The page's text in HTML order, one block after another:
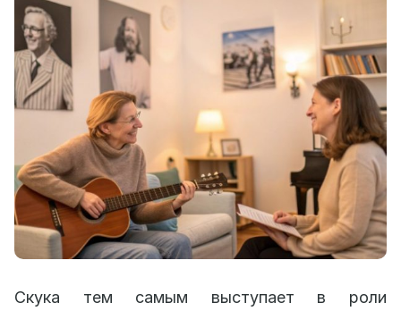
Скука тем самым выступает в роли